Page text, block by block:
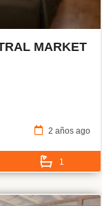
MARKET
2 años ago
1